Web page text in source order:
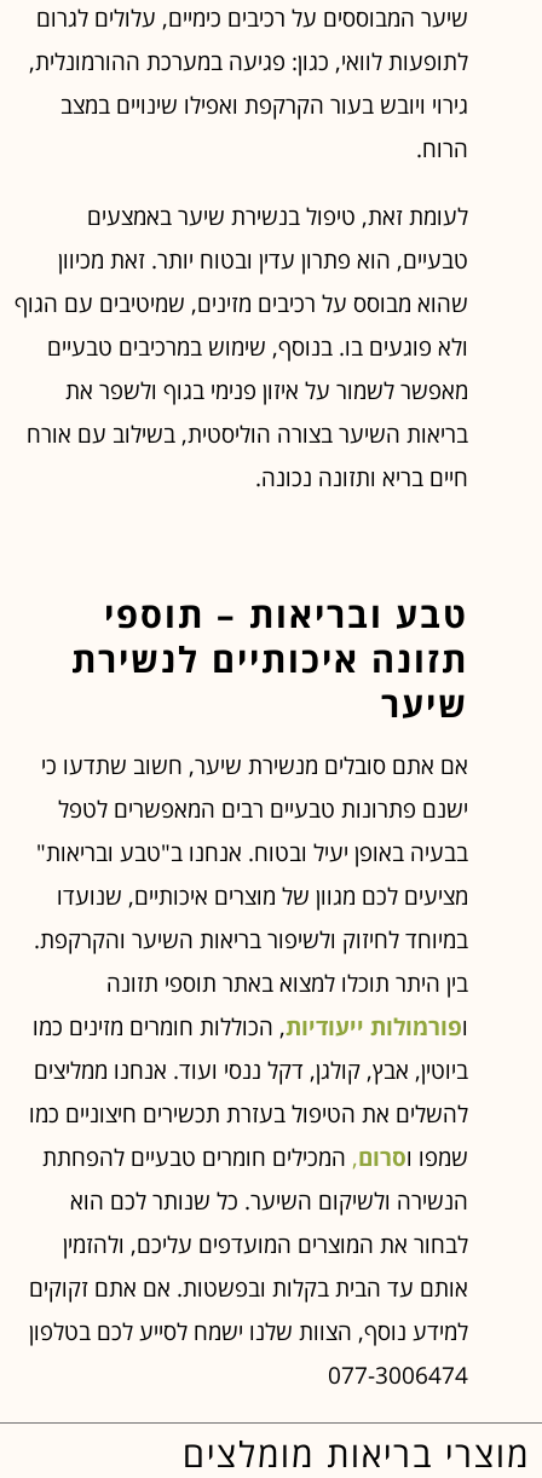
שיער המבוססים על רכיבים כימיים, עלולים לגרום
לתופעות לוואי, כגון: פגיעה במערכת ההורמונלית,
גירוי ויובש בעור הקרקפת ואפילו שינויים במצב
הרוח.
לעומת זאת, טיפול בנשירת שיער באמצעים
טבעיים, הוא פתרון עדין ובטוח יותר. זאת מכיוון
שהוא מבוסס על רכיבים מזינים, שמיטיבים עם הגוף
ולא פוגעים בו. בנוסף, שימוש במרכיבים טבעיים
מאפשר לשמור על איזון פנימי בגוף ולשפר את
בריאות השיער בצורה הוליסטית, בשילוב עם אורח
חיים בריא ותזונה נכונה.
טבע ובריאות – תוספי
תזונה איכותיים לנשירת
שיער
אם אתם סובלים מנשירת שיער, חשוב שתדעו כי
ישנם פתרונות טבעיים רבים המאפשרים לטפל
בבעיה באופן יעיל ובטוח. אנחנו ב"טבע ובריאות"
מציעים לכם מגוון של מוצרים איכותיים, שנועדו
במיוחד לחיזוק ולשיפור בריאות השיער והקרקפת.
בין היתר תוכלו למצוא באתר תוספי תזונה
ופורמולות ייעודיות, הכוללות חומרים מזינים כמו
ביוטין, אבץ, קולגן, דקל ננסי ועוד. אנחנו ממליצים
להשלים את הטיפול בעזרת תכשירים חיצוניים כמו
שמפו וסרום, המכילים חומרים טבעיים להפחתת
הנשירה ולשיקום השיער. כל שנותר לכם הוא
לבחור את המוצרים המועדפים עליכם, ולהזמין
אותם עד הבית בקלות ובפשטות. אם אתם זקוקים
למידע נוסף, הצוות שלנו ישמח לסייע לכם בטלפון
077-3006474
מוצרי בריאות מומלצים